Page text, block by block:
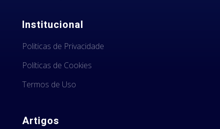
Institucional
Politicas de Privacidade
Políticas de Cookies
Termos de Uso
Artigos